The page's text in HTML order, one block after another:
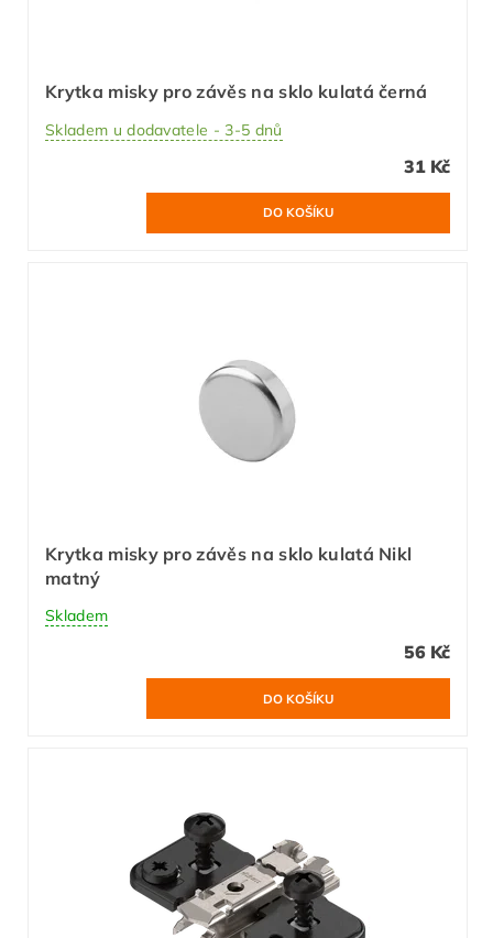
Krytka misky pro závěs na sklo kulatá černá
Skladem u dodavatele - 3-5 dnů
31 Kč
Krytka misky pro závěs na sklo kulatá Nikl
matný
Skladem
56 Kč